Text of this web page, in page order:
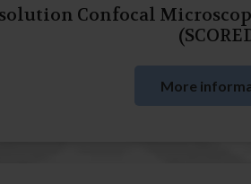
Confocal
More